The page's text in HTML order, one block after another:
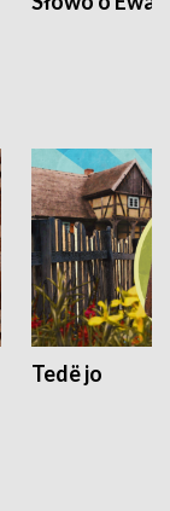
Tedë jo